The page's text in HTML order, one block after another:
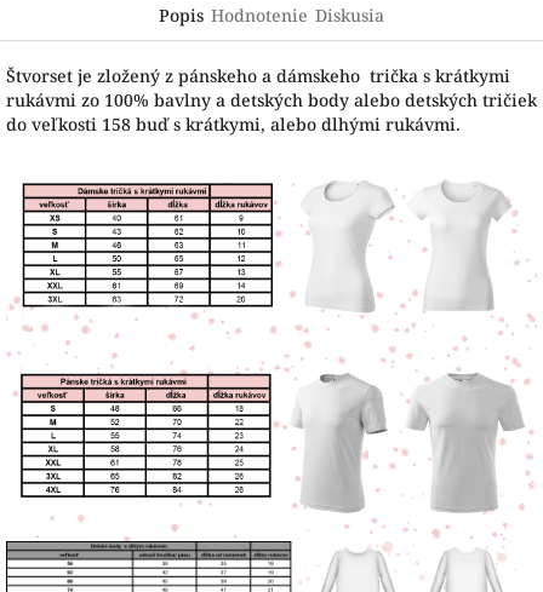
Popis Hodnotenie Diskusia
Štvorset je zložený z pánskeho a dámskeho trička s krátkymi
rukávmi zo 100% bavlny a detských body alebo detských tričiek
do veľkosti 158 buď s krátkymi, alebo dlhými rukávmi.